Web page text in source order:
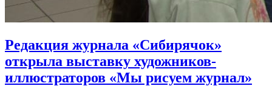
Редакция журнала «Сибирячок»
открыла выставку художников-
иллюстраторов «Мы рисуем журнал»